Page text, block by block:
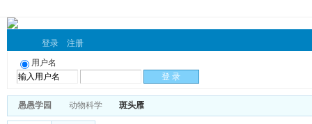
登录 注册
用户名
愚愚学园 动物科学 斑头雁